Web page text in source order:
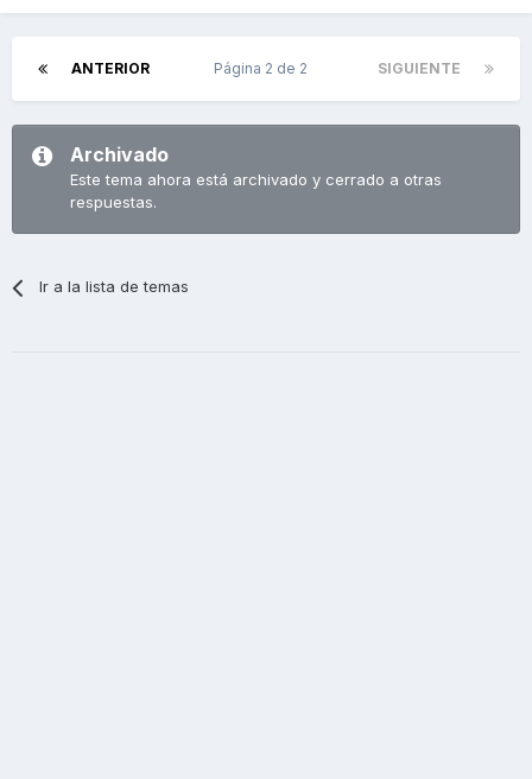
ANTERIOR SIGUIENTE
Página 2 de 2
Archivado
Este tema ahora está archivado y cerrado a otras
respuestas.
Ir a la lista de temas